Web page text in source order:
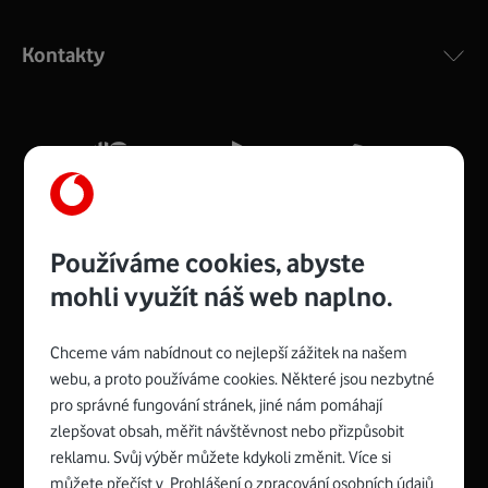
silný signál pro celou domácnost. Kompaktní rozměry 21
Více o COMPAL CH7465VF
Zyxel VMG8623-T50B:
Rozměry modemu jsou 16 x 22 x 7,5 cm (včetně stojánku)
a nabízí 4 gigabitové LAN porty a bezdrátové připojení Wi-
Spojte se s Vodafonem
Kontakty
Používáme cookies, abyste
mohli využít náš web naplno.
Chceme vám nabídnout co nejlepší zážitek na našem
webu, a proto používáme cookies. Některé jsou nezbytné
pro správné fungování stránek, jiné nám pomáhají
zlepšovat obsah, měřit návštěvnost nebo přizpůsobit
reklamu. Svůj výběr můžete kdykoli změnit. Více si
můžete přečíst v Prohlášení o zpracování osobních údajů